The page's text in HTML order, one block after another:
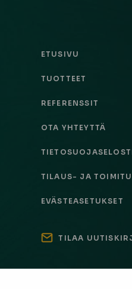
ETUSIVU
TUOTTEET
REFERENSSIT
OTA YHTEYTTÄ
TILAUS- JA
EVÄSTEASETUKSET
TILAA